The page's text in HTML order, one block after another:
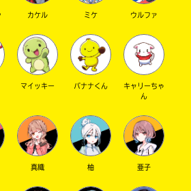
カケル ミケ ウルファ
マイッキー バナナくん
キャリーちゃ
ん
真織 柚 亜子